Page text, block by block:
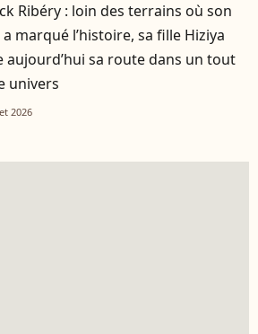
Ribéry : loin des terrains où son
marqué l’histoire, sa fille Hiziya
aujourd’hui sa route dans un tout
univers
2026